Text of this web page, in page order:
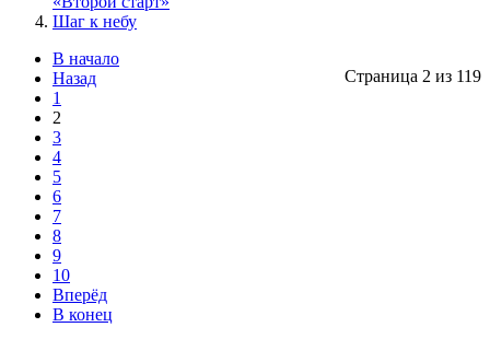
Шаг к небу
Страница 2 из 119
В начало
Назад
1
2
3
4
5
6
7
8
9
10
Вперёд
В конец